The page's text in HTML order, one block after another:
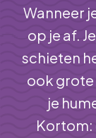
Wanneer
op je af.
schieten
ook
je
Kortom: